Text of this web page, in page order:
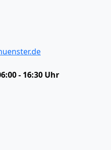
- 16:30 Uhr